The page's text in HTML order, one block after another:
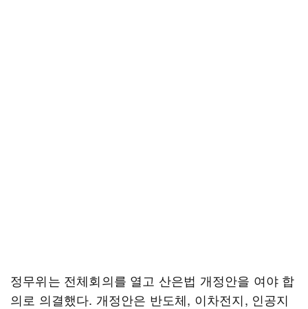
정무위는 전체회의를 열고 산은법 개정안을 여야 합
의로 의결했다. 개정안은 반도체, 이차전지, 인공지